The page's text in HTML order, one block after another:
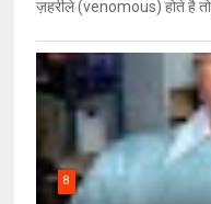
ज़हरीले (venomous) होते है
8